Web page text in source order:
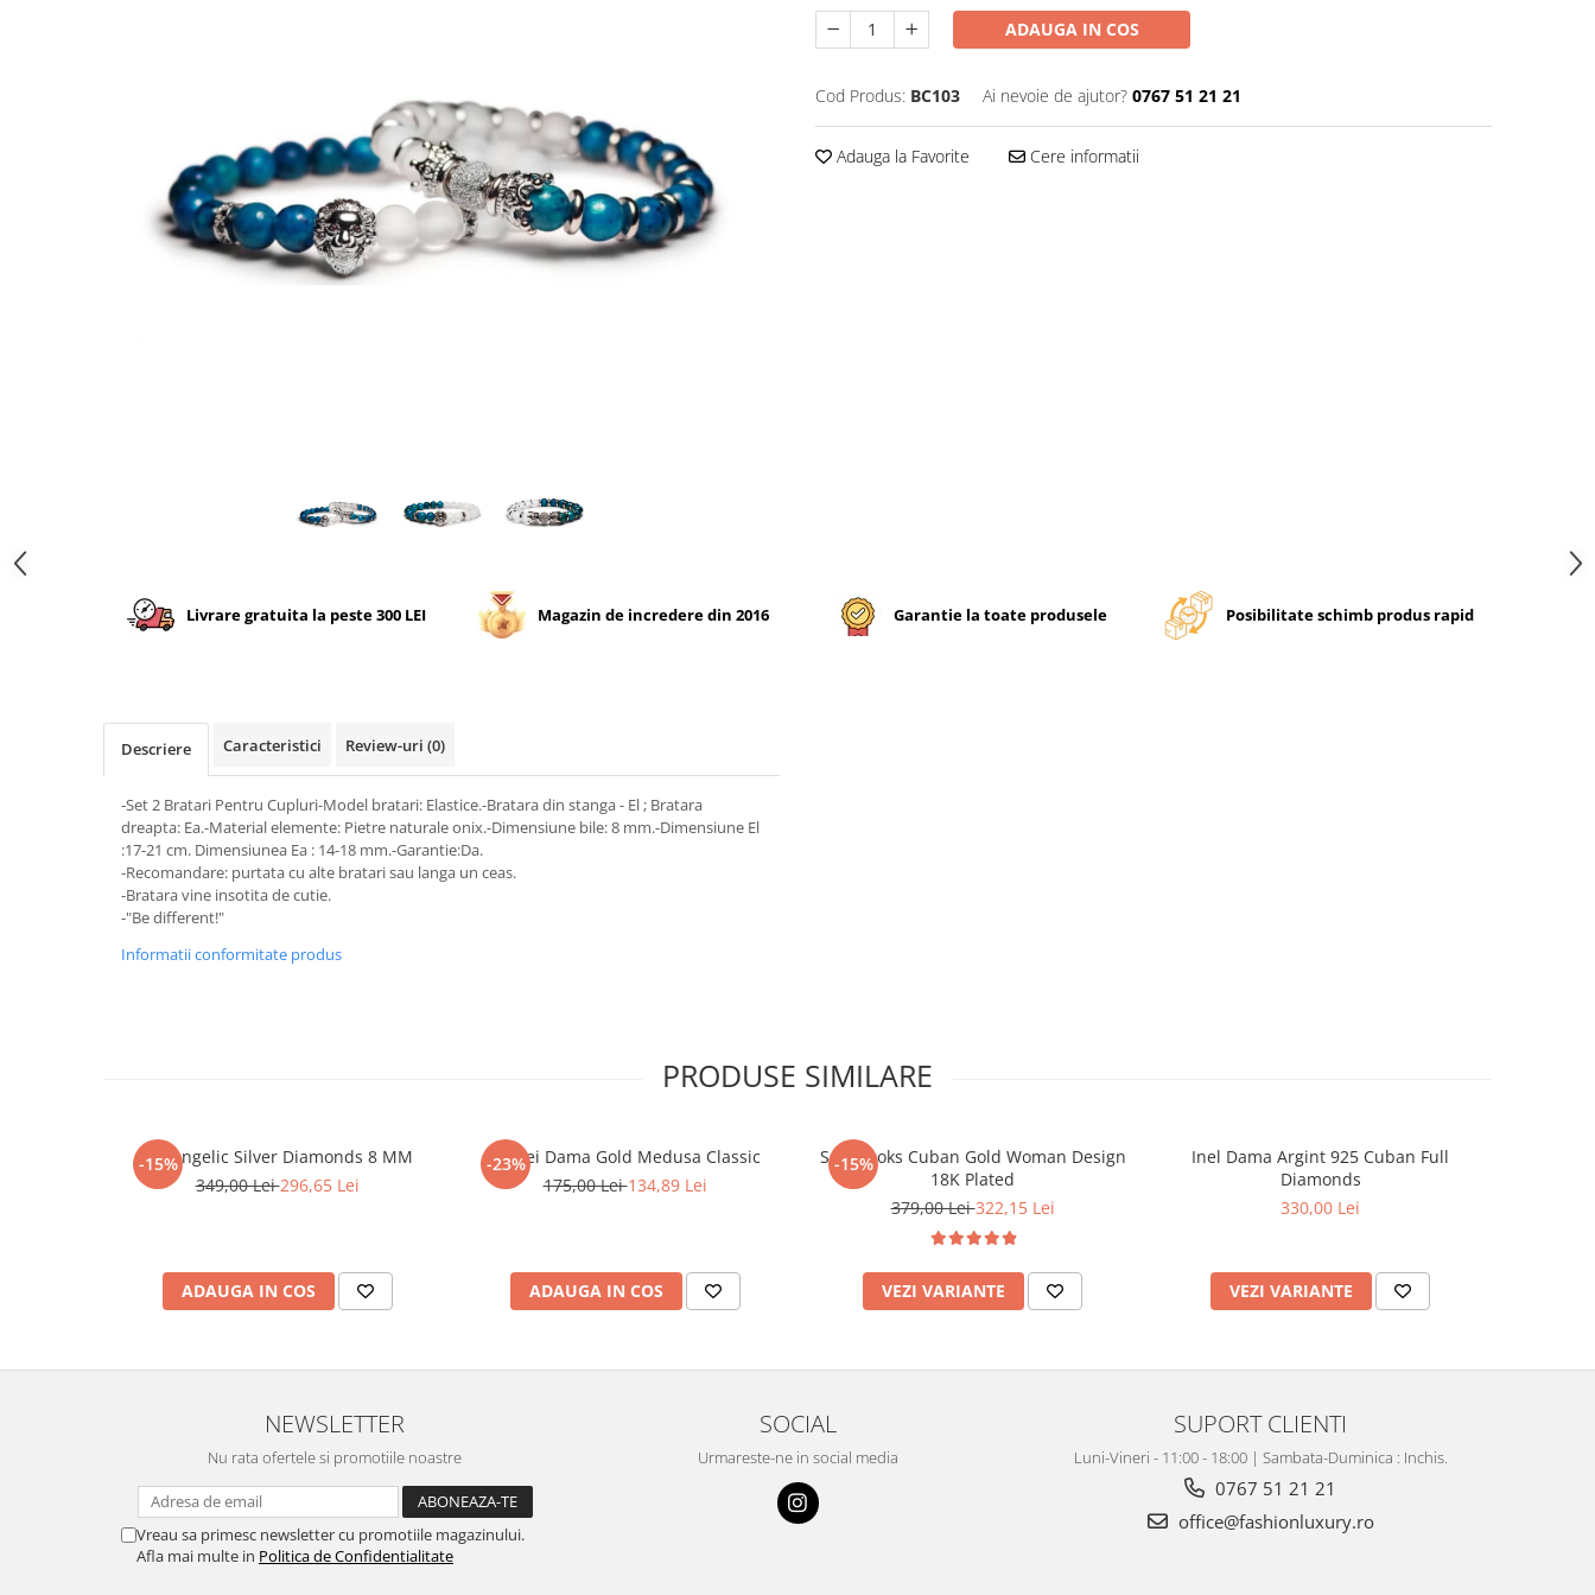
ADAUGA IN COS
Cod Produs: BC103 Ai nevoie de ajutor? 0767 51 21 21
Adauga la Favorite Cere informatii
Livrare gratuita la peste 300 LEI Magazin de incredere din 2016 Garantie la toate produsele Posibilitate schimb produs rapid
Descriere Caracteristici Review-uri (0)
-Set 2 Bratari Pentru Cupluri-Model bratari: Elastice.-Bratara din stanga - El ; Bratara
dreapta: Ea.-Material elemente: Pietre naturale onix.-Dimensiune bile: 8 mm.-Dimensiune El
:17-21 cm. Dimensiunea Ea : 14-18 mm.-Garantie:Da.
-Recomandare: purtata cu alte bratari sau langa un ceas.
-Bratara vine insotita de cutie.
-"Be different!"
Informatii conformitate produs
PRODUSE SIMILARE
-15%
Set Angelic Silver Diamonds 8 MM
349,00 Lei296,65 Lei
ADAUGA IN COS
-23%
Cercei Dama Gold Medusa Classic
175,00 Lei134,89 Lei
ADAUGA IN COS
-15%
Set Brooks Cuban Gold Woman Design
18K Plated
379,00 Lei322,15 Lei
VEZI VARIANTE
Inel Dama Argint 925 Cuban Full
Diamonds
330,00 Lei
VEZI VARIANTE
NEWSLETTER
Nu rata ofertele si promotiile noastre
Vreau sa primesc newsletter cu promotiile magazinului.
Afla mai multe in Politica de Confidentialitate
SOCIAL
Urmareste-ne in social media
SUPORT CLIENTI
Luni-Vineri - 11:00 - 18:00 | Sambata-Duminica : Inchis.
0767 51 21 21
office@fashionluxury.ro